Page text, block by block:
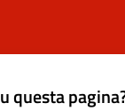
questa